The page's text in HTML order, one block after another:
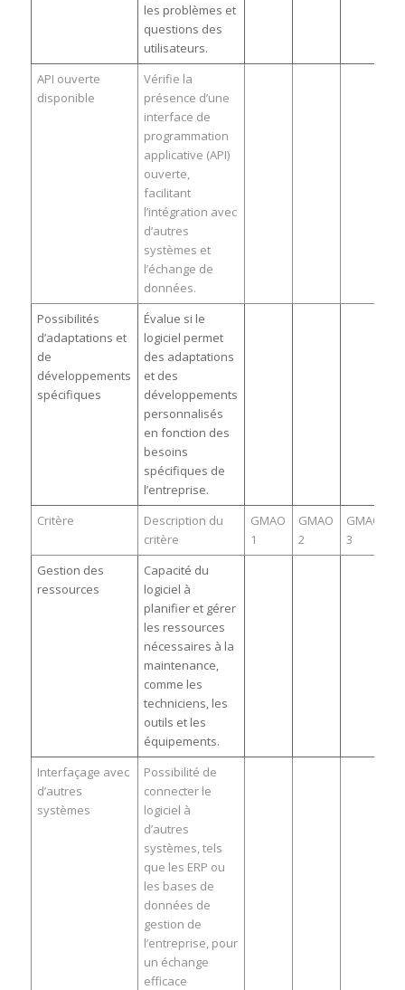
les problèmes et
questions des
utilisateurs.
API ouverte
disponible
Vérifie la
présence d’une
interface de
programmation
applicative (API)
ouverte,
facilitant
l’intégration avec
d’autres
systèmes et
l’échange de
données.
Possibilités
d’adaptations et
de
développements
spécifiques
Évalue si le
logiciel permet
des adaptations
et des
développements
personnalisés
en fonction des
besoins
spécifiques de
l’entreprise.
Critère
Description du
critère
GMAO
1
GMAO
2
GMAO
3
Gestion des
ressources
Capacité du
logiciel à
planifier et gérer
les ressources
nécessaires à la
maintenance,
comme les
techniciens, les
outils et les
équipements.
Interfaçage avec
d’autres
systèmes
Possibilité de
connecter le
logiciel à
d’autres
systèmes, tels
que les ERP ou
les bases de
données de
gestion de
l’entreprise, pour
un échange
efficace